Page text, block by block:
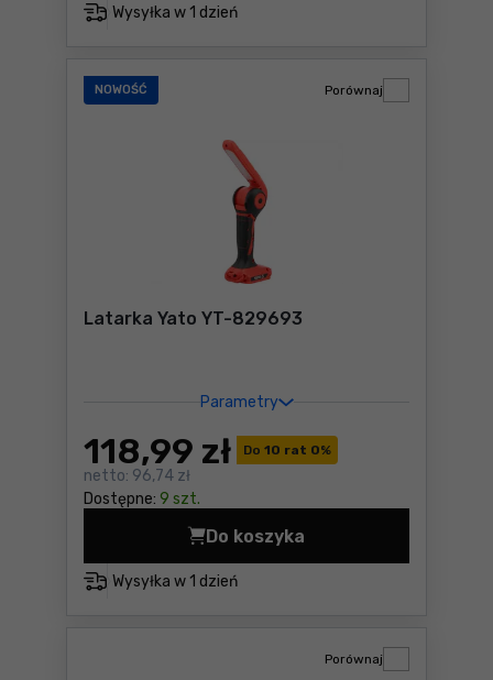
Wysyłka w 1 dzień
NOWOŚĆ
Latarka Yato YT-829693
Parametry
Do 10 rat 0%
118,99 zł
netto: 96,74 zł
Dostępne: 9 szt.
Porównaj
Wysyłka w 1 dzień
Do koszyka
Latarka Yato YT-829693
Porównaj